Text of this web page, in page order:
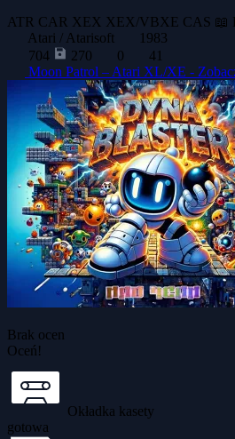
ATR CAR XEX XEX/VBXE CAS 📖
Atari / Atarisoft
1983
704
270 0
41
Moon Patrol – Atari XL/XE -
Brak ocen
Oceń!
Okładka kasety
gotowa